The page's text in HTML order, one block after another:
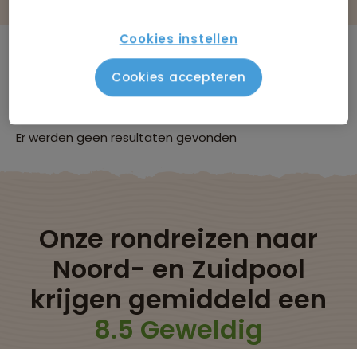
reizen die voldoen aan jouw
Er werden geen resultaten gevonden
Onze rondreizen naar
Noord- en Zuidpool
krijgen gemiddeld een
8.5 Geweldig
Cookies instellen
Cookies accepteren